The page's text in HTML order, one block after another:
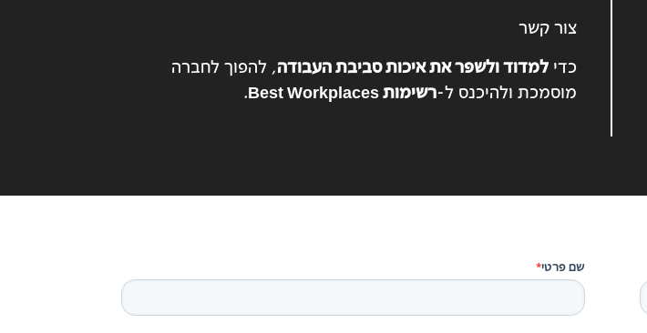
צור קשר
כדי למדוד ולשפר את איכות סביבת העבודה, להפוך לחברה
מוסמכת ולהיכנס ל-רשימות Best Workplaces .
שם פרטי*